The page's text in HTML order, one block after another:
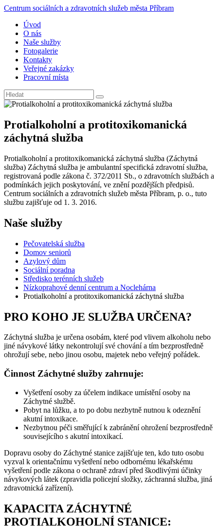
Centrum sociálních a zdravotních služeb města Příbram
Úvod
O nás
Naše služby
Fotogalerie
Kontakty
Veřejné zakázky
Pracovní místa
Protialkoholní a protitoxikomanická
záchytná služba
Protialkoholní a protitoxikomanická záchytná služba (Záchytná
služba) Záchytná služba je ambulantní specifická zdravotní služba,
registrovaná podle zákona č. 372/2011 Sb., o zdravotních službách a
podmínkách jejich poskytování, ve znění pozdějších předpisů.
Centrum sociálních a zdravotních služeb města Příbram, p. o., tuto
službu zajišťuje od 1. 3. 2016.
Naše služby
Pečovatelská služba
Domov seniorů
Azylový dům
Sociální poradna
Středisko terénních služeb
Nízkoprahové denní centrum a Noclehárna
Protialkoholní a protitoxikomanická záchytná služba
PRO KOHO JE SLUŽBA URČENA?
Záchytná služba je určena osobám, které pod vlivem alkoholu nebo
jiné návykové látky nekontrolují své chování a tím bezprostředně
ohrožují sebe, nebo jinou osobu, majetek nebo veřejný pořádek.
Činnost Záchytné služby zahrnuje:
Vyšetření osoby za účelem indikace umístění osoby na
Záchytné službě.
Pobyt na lůžku, a to po dobu nezbytně nutnou k odeznění
akutní intoxikace.
Nezbytnou péči směřující k zabránění ohrožení bezprostředně
souvisejícího s akutní intoxikací.
Dopravu osoby do Záchytné stanice zajišťuje ten, kdo tuto osobu
vyzval k orientačnímu vyšetření nebo odbornému lékařskému
vyšetření podle zákona o ochraně zdraví před škodlivými účinky
návykových látek (zpravidla policejní složky, záchranná služba, jiná
zdravotnická zařízení).
KAPACITA ZÁCHYTNÉ
PROTIALKOHOLNÍ STANICE: